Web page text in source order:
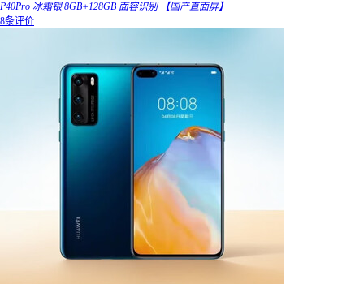
P40Pro 冰霜银 8GB+128GB 面容识别 【国产直面屏】
8条评价